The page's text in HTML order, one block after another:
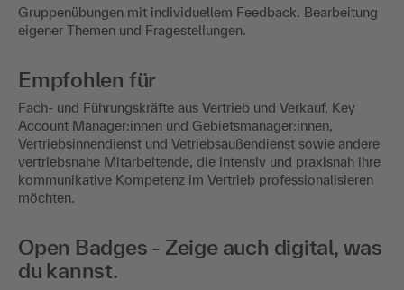
Gruppenübungen mit individuellem Feedback. Bearbeitung
eigener Themen und Fragestellungen.
Empfohlen für
Fach- und Führungskräfte aus Vertrieb und Verkauf, Key
Account Manager:innen und Gebietsmanager:innen,
Vertriebsinnendienst und Vetriebsaußendienst sowie andere
vertriebsnahe Mitarbeitende, die intensiv und praxisnah ihre
kommunikative Kompetenz im Vertrieb professionalisieren
möchten.
Open Badges - Zeige auch digital, was
du kannst.